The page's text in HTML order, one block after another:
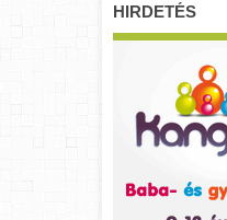
HIRDETÉS